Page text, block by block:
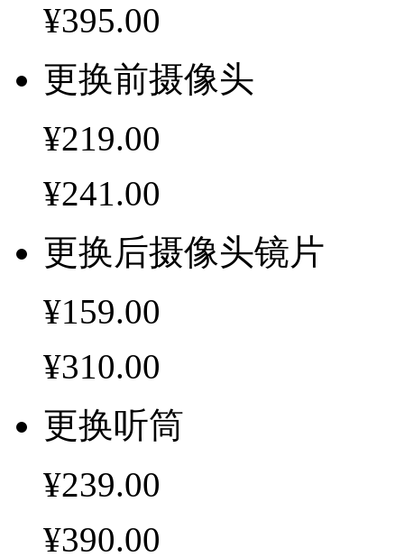
¥395.00
更换前摄像头
¥219.00
¥241.00
更换后摄像头镜片
¥159.00
¥310.00
更换听筒
¥239.00
¥390.00